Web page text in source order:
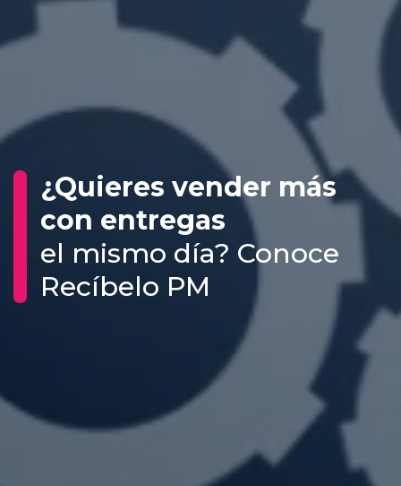
¿Quieres vender más
con entregas
el mismo día? Conoce
Recíbelo PM